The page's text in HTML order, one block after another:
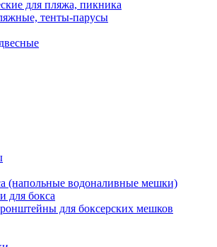
для пляжа, пикника
тенты-парусы
(напольные водоналивные мешки)
для бокса
для боксерских мешков